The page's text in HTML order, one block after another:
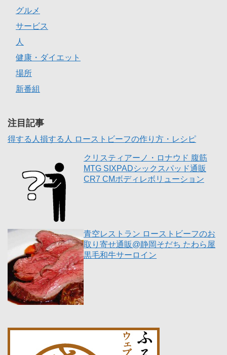
グルメ
サービス
人
健康・ダイエット
場所
新番組
注目記事
得する人損する人 ローストビーフの作り方・レシピ
クリスティアーノ・ロナウド 腹筋
MTG SIXPADシックスパッド通販
CR7 CMボディレボリューション
青空レストラン ローストビーフのお
取り寄せ通販@静岡そだち たわら屋
黒毛和牛サーロイン